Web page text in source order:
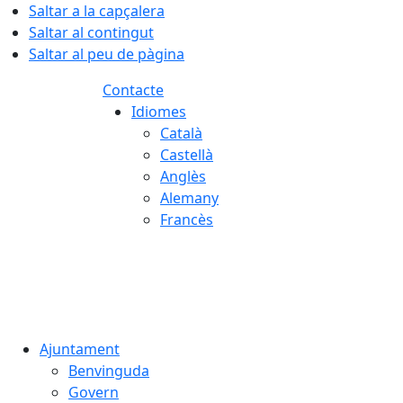
Saltar a la capçalera
Saltar al contingut
Saltar al peu de pàgina
Contacte
Idiomes
Català
Castellà
Anglès
Alemany
Francès
Ajuntament
Benvinguda
Govern